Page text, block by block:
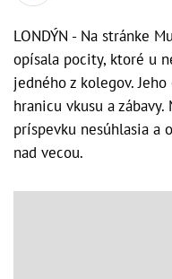
LONDÝN - Na stránke
opísala pocity, ktoré u
jedného z kolegov.
hranicu vkusu a
príspevku nesúhlasia a
nad vecou.